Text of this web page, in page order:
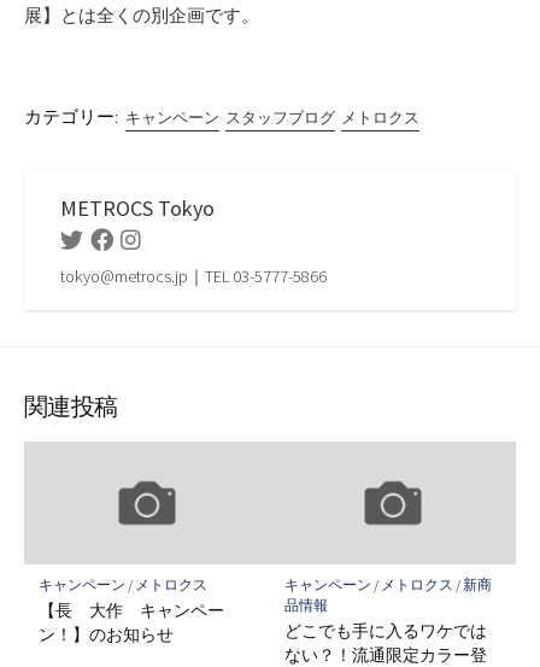
展】とは全くの別企画です。
カテゴリー: キャンペーン スタッフブログ メトロクス
METROCS Tokyo
TwitterFacebookInstagram
tokyo@metrocs.jp｜TEL 03-5777-5866
関連投稿
キャンペーン / メトロクス
【長 大作 キャンペー
ン！】のお知らせ
キャンペーン / メトロクス /新商
品情報
どこでも手に入るワケでは
ない？！流通限定カラー登